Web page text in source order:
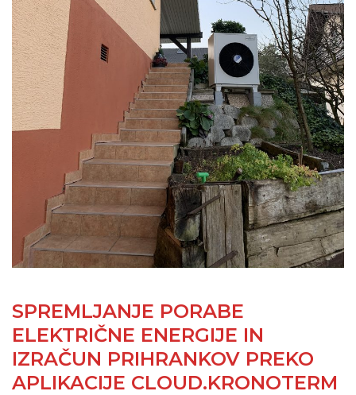
SPREMLJANJE PORABE
ELEKTRIČNE ENERGIJE IN
IZRAČUN PRIHRANKOV PREKO
APLIKACIJE CLOUD.KRONOTERM